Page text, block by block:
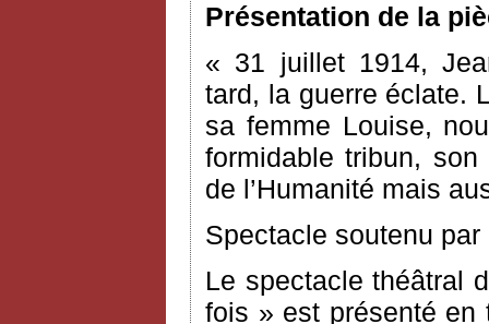
Présentation de la
« 31 juillet 1914,
tard, la guerre éclate.
sa femme Louise,
formidable tribun,
de l’Humanité mais
Spectacle soutenu
Le spectacle théâtral
fois » est présenté en